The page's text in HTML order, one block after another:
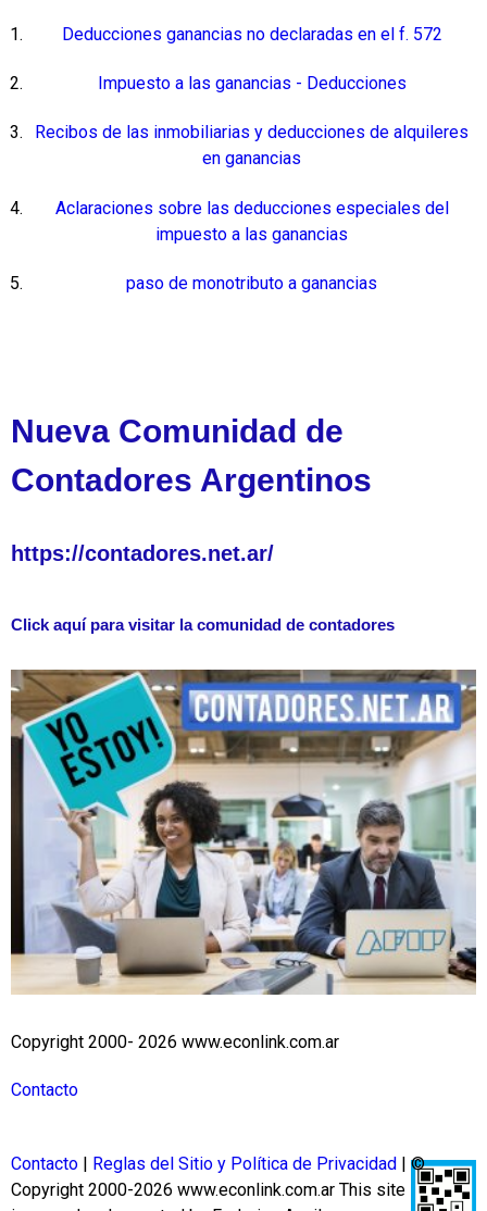
Deducciones ganancias no declaradas en el f. 572
Impuesto a las ganancias - Deducciones
Recibos de las inmobiliarias y deducciones de alquileres
en ganancias
Aclaraciones sobre las deducciones especiales del
impuesto a las ganancias
paso de monotributo a ganancias
Nueva Comunidad de
Contadores Argentinos
https://contadores.net.ar/
Click aquí para visitar la comunidad de contadores
Copyright 2000- 2026 www.econlink.com.ar
Contacto
Contacto Reglas del Sitio y Política de Privacidad
| ©
Copyright 2000-2026 www.econlink.com.ar This site